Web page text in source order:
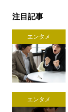
注目記事
エンタメ
エンタメ